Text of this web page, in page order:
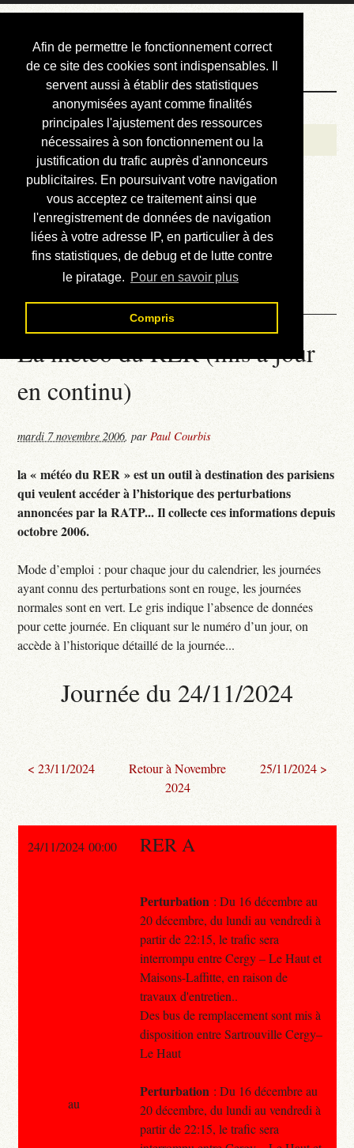
Afin de permettre le fonctionnement correct
de ce site des cookies sont indispensables. Il
servent aussi à établir des statistiques
anonymisées ayant comme finalités
principales l'ajustement des ressources
nécessaires à son fonctionnement ou la
justification du trafic auprès d'annonceurs
publicitaires. En poursuivant votre navigation
vous acceptez ce traitement ainsi que
l'enregistrement de données de navigation
liées à votre adresse IP, en particulier à des
fins statistiques, de debug et de lutte contre
le piratage. Pour en savoir plus
Compris
Courbis, « LE »
Blog Officiel
Bienvenue
Réalisations
Divers (et d’été)
Annonces
Liens externes
Téléchargement
Contact
La météo du RER (mis à jour
en continu)
mardi 7 novembre 2006,parPaul Courbis
la « météo du RER » est un outil à destination des parisiens
qui veulent accéder à l’historique des perturbations
annoncées par la RATP... Il collecte ces informations depuis
octobre 2006.
Mode d’emploi : pour chaque jour du calendrier, les journées
ayant connu des perturbations sont en rouge, les journées
normales sont en vert. Le gris indique l’absence de données
pour cette journée. En cliquant sur le numéro d’un jour, on
accède à l’historique détaillé de la journée...
Journée du 24/11/2024
< 23/11/2024
Retour à Novembre
2024
25/11/2024 >
24/11/2024 00:00 RER A
Perturbation : Du 16 décembre au
20 décembre, du lundi au vendredi à
partir de 22:15, le trafic sera
interrompu entre Cergy – Le Haut et
Maisons-Laffitte, en raison de
travaux d'entretien..
Des bus de remplacement sont mis à
disposition entre Sartrouville Cergy–
Le Haut
Perturbation : Du 16 décembre au
20 décembre, du lundi au vendredi à
partir de 22:15, le trafic sera
au